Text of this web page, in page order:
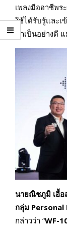
เพลงมืออาชีพร
ใช้ได้รับรู้และเ
มาเป็นอย่างดี
นายณิชภูมิ เอื้อ
กลุ่ม
กล่าวว่า “WF-